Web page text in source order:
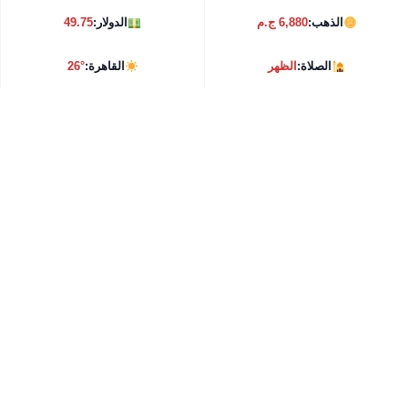
الذهب:6,880 ج.م الدولار:49.75
الصلاة:الظهر القاهرة:26°